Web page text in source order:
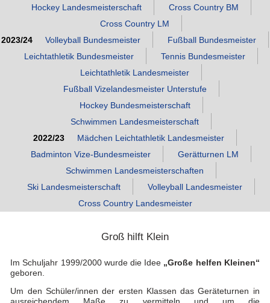
Hockey Landesmeisterschaft
Cross Country BM
Cross Country LM
2023/24
Volleyball Bundesmeister
Fußball Bundesmeister
Leichtathletik Bundesmeister
Tennis Bundesmeister
Leichtathletik Landesmeister
Fußball Vizelandesmeister Unterstufe
Hockey Bundesmeisterschaft
Schwimmen Landesmeisterschaft
2022/23
Mädchen Leichtathletik Landesmeister
Badminton Vize‑Bundesmeister
Gerätturnen LM
Schwimmen Landesmeisterschaften
Ski Landesmeisterschaft
Volleyball Landesmeister
Cross Country Landesmeister
Groß hilft Klein
Im Schuljahr 1999/2000 wurde die Idee „Große helfen Kleinen“
geboren.
Um den Schüler/innen der ersten Klassen das Geräteturnen in